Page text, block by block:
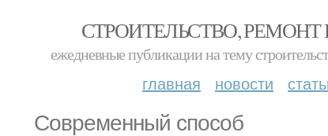
СТРОИТЕЛЬСТВО,
ежедневные публикации на тему
главная новости
Современный способ